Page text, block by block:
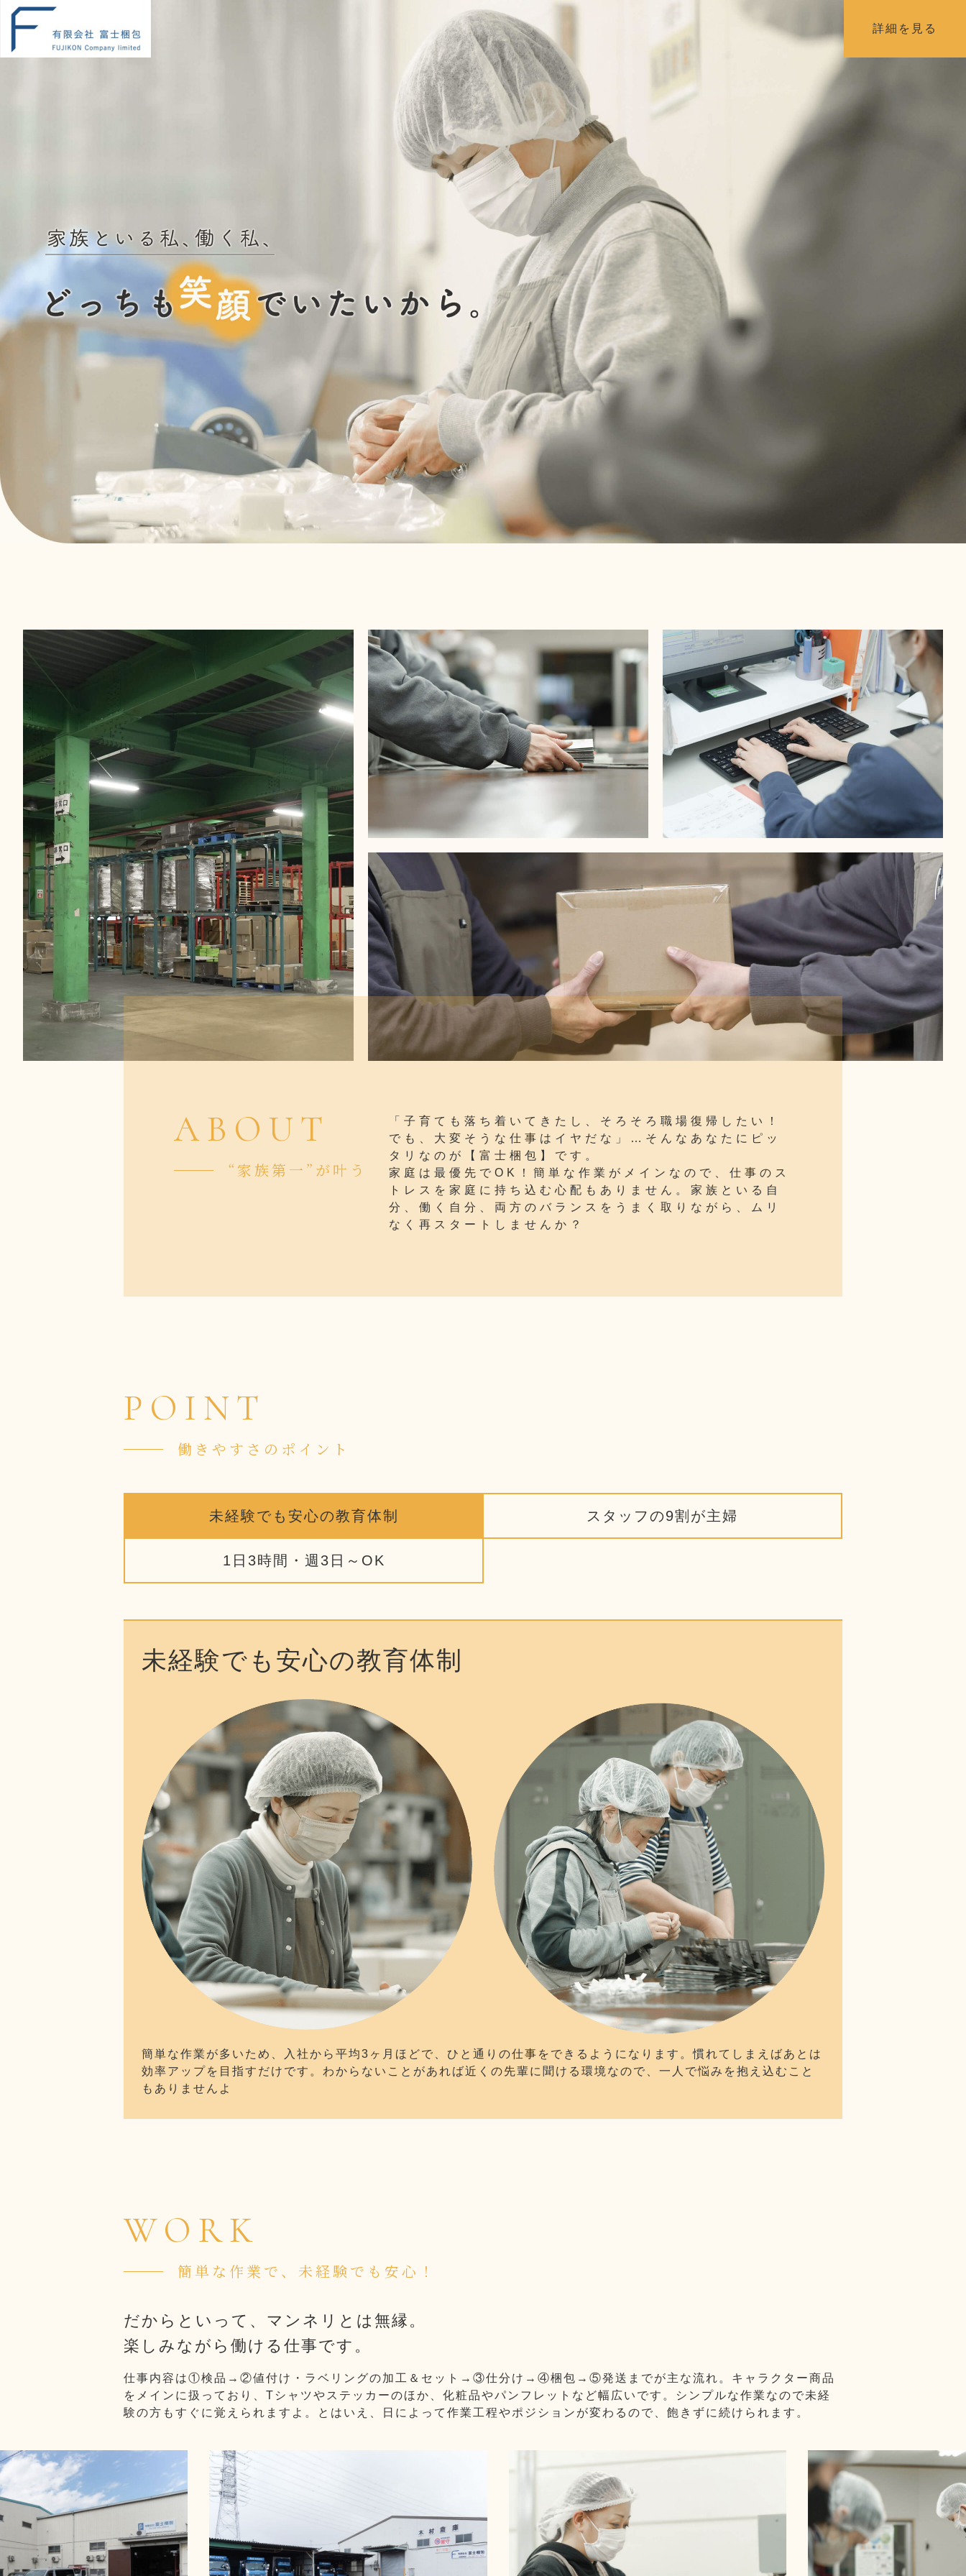
詳細を見る
ABOUT
“家族第一”が叶う
「子育ても落ち着いてきたし、そろそろ職場復帰したい！
でも、大変そうな仕事はイヤだな」…そんなあなたにピッ
タリなのが【富士梱包】です。
家庭は最優先でOK！簡単な作業がメインなので、仕事のス
トレスを家庭に持ち込む心配もありません。家族といる自
分、働く自分、両方のバランスをうまく取りながら、ムリ
なく再スタートしませんか？
POINT
働きやすさのポイント
未経験でも安心の教育体制 スタッフの9割が主婦
1日3時間・週3日～OK
未経験でも安心の教育体制
簡単な作業が多いため、入社から平均3ヶ月ほどで、ひと通りの仕事をできるようになります。慣れてしまえばあとは
効率アップを目指すだけです。わからないことがあれば近くの先輩に聞ける環境なので、一人で悩みを抱え込むこと
もありませんよ
WORK
簡単な作業で、未経験でも安心！
だからといって、マンネリとは無縁。
楽しみながら働ける仕事です。
仕事内容は①検品→②値付け・ラベリングの加工＆セット→③仕分け→④梱包→⑤発送までが主な流れ。キャラクター商品
をメインに扱っており、Tシャツやステッカーのほか、化粧品やパンフレットなど幅広いです。シンプルな作業なので未経
験の方もすぐに覚えられますよ。とはいえ、日によって作業工程やポジションが変わるので、飽きずに続けられます。